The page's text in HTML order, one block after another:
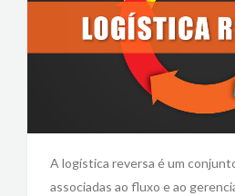
A logística reversa é um
associadas ao fluxo e ao